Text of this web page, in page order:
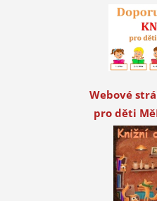
Webové
pro děti